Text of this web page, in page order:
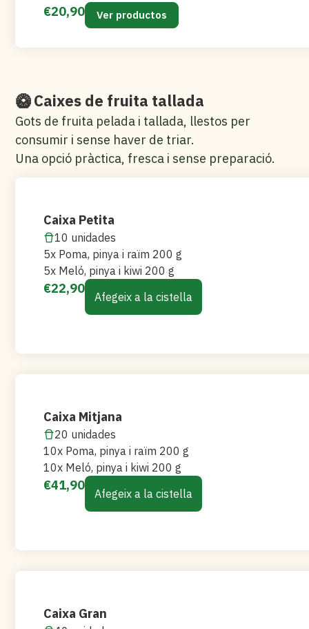
€20,90 Ver productos
🥝 Caixes de fruita tallada
Gots de fruita pelada i tallada, llestos per
consumir i sense haver de triar.
Una opció pràctica, fresca i sense preparació.
Caixa Petita
10 unidades
5x Poma, pinya i raïm 200 g
5x Meló, pinya i kiwi 200 g
€22,90
Afegeix a la cistella
Caixa Mitjana
20 unidades
10x Poma, pinya i raïm 200 g
10x Meló, pinya i kiwi 200 g
€41,90
Afegeix a la cistella
Caixa Gran